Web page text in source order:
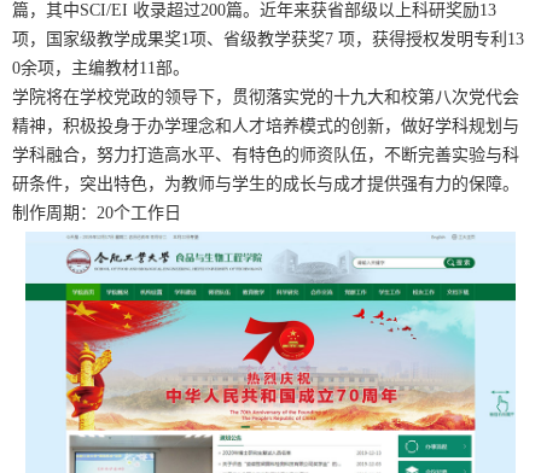
篇，其中SCI/EI 收录超过200篇。近年来获省部级以上科研奖励13
项，国家级教学成果奖1项、省级教学获奖7 项，获得授权发明专利13
0余项，主编教材11部。
学院将在学校党政的领导下，贯彻落实党的十九大和校第八次党代会
精神，积极投身于办学理念和人才培养模式的创新，做好学科规划与
学科融合，努力打造高水平、有特色的师资队伍，不断完善实验与科
研条件，突出特色，为教师与学生的成长与成才提供强有力的保障。
制作周期：20个工作日